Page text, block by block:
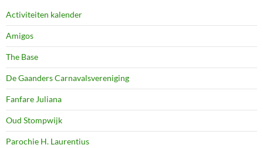
Activiteiten kalender
Amigos
The Base
De Gaanders Carnavalsvereniging
Fanfare Juliana
Oud Stompwijk
Parochie H. Laurentius